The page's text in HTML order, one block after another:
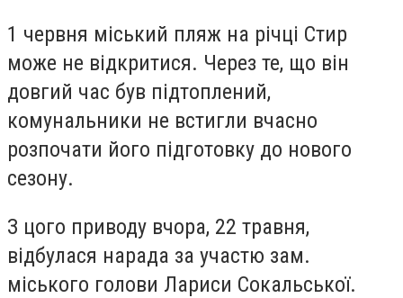
1 червня міський пляж на річці Стир
може не відкритися. Через те, що він
довгий час був підтоплений,
комунальники не встигли вчасно
розпочати його підготовку до нового
сезону.
З цого приводу вчора, 22 травня,
відбулася нарада за участю зам.
міського голови Лариси Сокальської.